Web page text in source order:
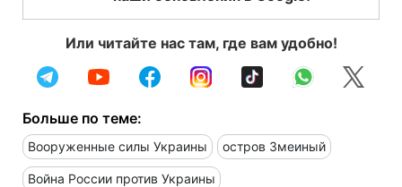
Или читайте нас там, где вам удобно!
Больше по теме:
Вооруженные силы Украины остров Змеиный
Война России против Украины